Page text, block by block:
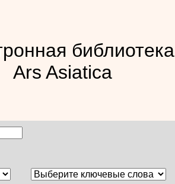
библиотека
Ars Asiatica